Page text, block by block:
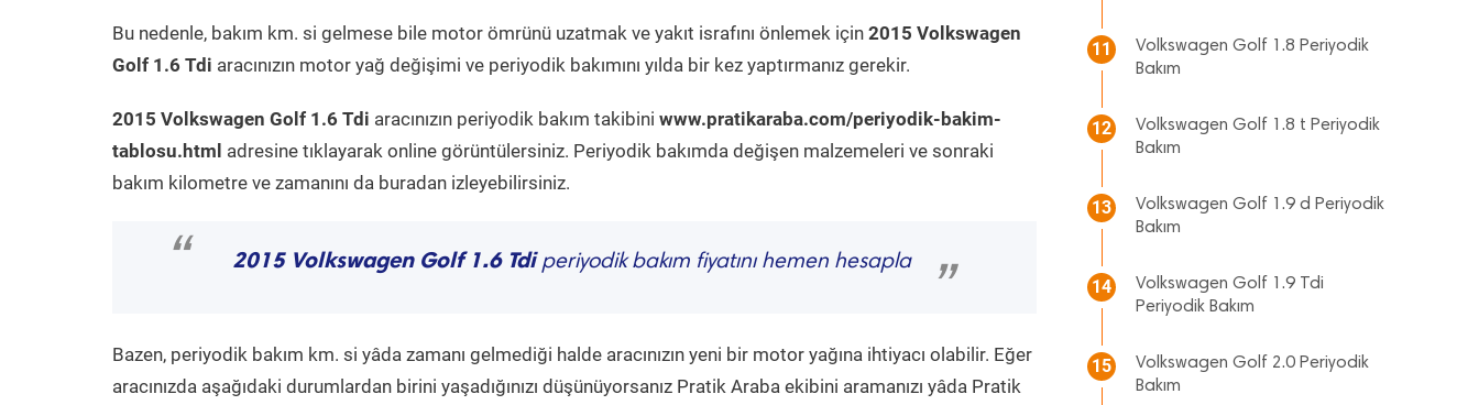
Bu nedenle, bakım km. si gelmese bile motor ömrünü uzatmak ve yakıt israfını önlemek için 2015 Volkswagen
Golf 1.6 Tdi aracınızın motor yağ değişimi ve periyodik bakımını yılda bir kez yaptırmanız gerekir.
2015 Volkswagen Golf 1.6 Tdi aracınızın periyodik bakım takibini www.pratikaraba.com/periyodik-bakim-
tablosu.html adresine tıklayarak online görüntülersiniz. Periyodik bakımda değişen malzemeleri ve sonraki
bakım kilometre ve zamanını da buradan izleyebilirsiniz.
“ 2015 Volkswagen Golf 1.6 Tdiperiyodik bakım fiyatını hemen hesapla
”
Bazen, periyodik bakım km. si yâda zamanı gelmediği halde aracınızın yeni bir motor yağına ihtiyacı olabilir. Eğer
aracınızda aşağıdaki durumlardan birini yaşadığınızı düşünüyorsanız Pratik Araba ekibini aramanızı yâda Pratik
11
Volkswagen Golf 1.8 Periyodik
Bakım
12
Volkswagen Golf 1.8 t Periyodik
Bakım
13
Volkswagen Golf 1.9 d Periyodik
Bakım
14
Volkswagen Golf 1.9 Tdi
Periyodik Bakım
15
Volkswagen Golf 2.0 Periyodik
Bakım